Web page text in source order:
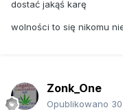
dostać jakąś karę
wolności to się nikomu
Zonk_One
Opublikowano